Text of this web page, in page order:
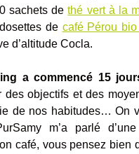
sachets dethé vert à la
de café Pérou
d’altitude Cocla.
a commencé 15
des objectifs et des
de nos habitudes… On
m’a parlé
café, vous pensez bien